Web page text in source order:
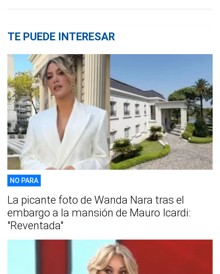
TE PUEDE INTERESAR
NO PARA
La picante foto de Wanda Nara tras el
embargo a la mansión de Mauro Icardi:
"Reventada"